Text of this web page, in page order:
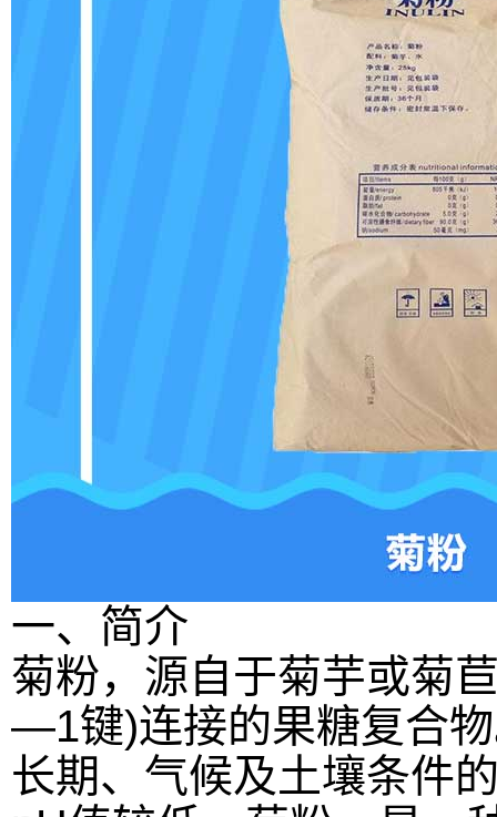
一、简介
菊粉，源自于菊芋或菊
—1键)连接的果糖复合
长期、气候及土壤条件